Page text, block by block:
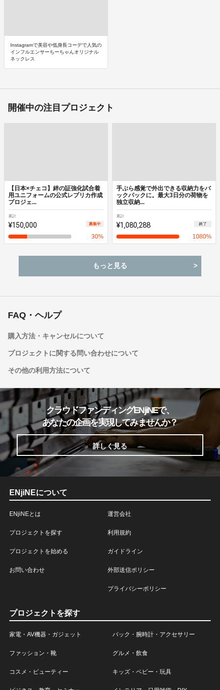
Instagramで美容や低身長コーデで人気の
インフルエンサーちーちゃんオリジナル
ネックレス
開催中の注目プロジェクト
【日本×チェコ】絆の証強化試合着
用ユニフォームの公式レプリカ作成
プロジェ...
累計
¥150,000 募集中
30%
手ぶら感覚で外出できる収納力をバ
ックパックに。最大3日分の荷物を
独立収納...
累計
¥1,080,288 終了
1080%
もっと見る
FAQ・ヘルプ
購入方法・キャンセルについて
プロジェクトに関する問い合わせについて
その他の利用方法について
クラウドファンディングENjiNEで、
あなたの企画を実現してみませんか？
詳しく見る
ENjiNEについて
ENjiNEとは
プロジェクトを探す
プロジェクトを始める
お問い合わせ
運営会社
利用規約
ガイドライン
外部送信ポリシー
プライバシーポリシー
プロジェクトを探す
家電・AV機器・ガジェット バック・腕時計・アクセサリー
ファッション・靴 グルメ・飲食
コスメ・ビューティー キッズ・ベビー・玩具